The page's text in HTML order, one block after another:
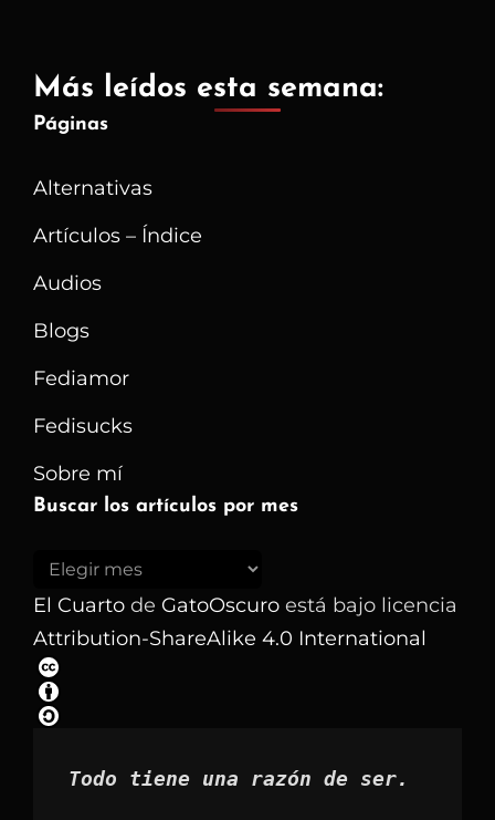
Más leídos esta semana:
Páginas
Alternativas
Artículos – Índice
Audios
Blogs
Fediamor
Fedisucks
Sobre mí
Buscar los artículos por mes
Buscar
los
artículos
por
mes
El Cuarto de GatoOscuro está bajo licencia
Attribution-ShareAlike 4.0 International
Todo tiene una razón de ser.